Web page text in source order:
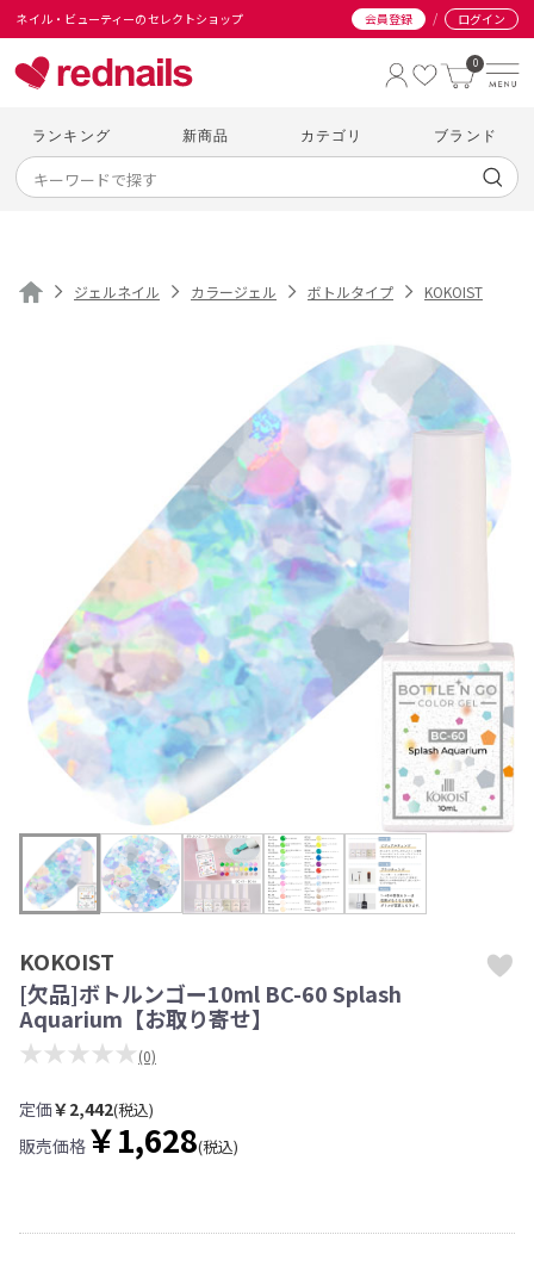
ネイル・ビューティーのセレクトショップ 会員登録 / ログイン
0
ランキング 新商品 カテゴリ ブランド
ジェルネイル カラージェル ボトルタイプ KOKOIST
KOKOIST
[欠品]ボトルンゴー10ml BC-60 Splash
Aquarium【お取り寄せ】
★★★★★ (0)
定価￥2,442(税込)
販売価格 ￥1,628(税込)